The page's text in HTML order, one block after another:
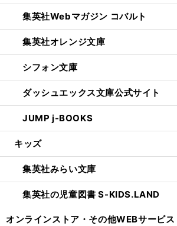
集英社Webマガジン コバルト
集英社オレンジ文庫
シフォン文庫
ダッシュエックス文庫公式サイト
JUMP j-BOOKS
キッズ
集英社みらい文庫
集英社の児童図書 S-KIDS.LAND
オンラインストア・ その他WEBサービス